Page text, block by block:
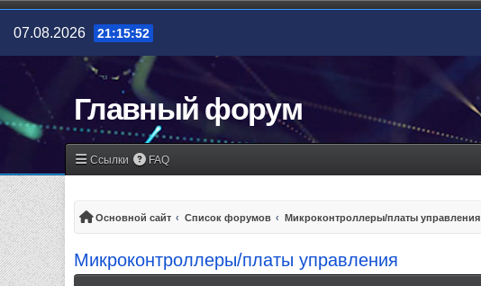
07.08.2026 21:15:53
Главный форум
Ссылки FAQ
Основной сайт Список форумов Микроконтроллеры/платы управления
Микроконтроллеры/платы управления